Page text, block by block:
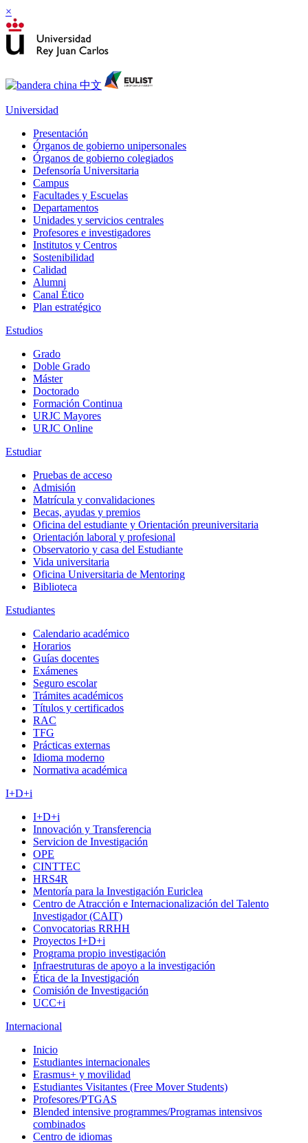
×
Universidad
Presentación
Órganos de gobierno unipersonales
Órganos de gobierno colegiados
Defensoría Universitaria
Campus
Facultades y Escuelas
Departamentos
Unidades y servicios centrales
Profesores e investigadores
Institutos y Centros
Sostenibilidad
Calidad
Alumni
Canal Ético
Plan estratégico
Estudios
Grado
Doble Grado
Máster
Doctorado
Formación Continua
URJC Mayores
URJC Online
Estudiar
Pruebas de acceso
Admisión
Matrícula y convalidaciones
Becas, ayudas y premios
Oficina del estudiante y Orientación preuniversitaria
Orientación laboral y profesional
Observatorio y casa del Estudiante
Vida universitaria
Oficina Universitaria de Mentoring
Biblioteca
Estudiantes
Calendario académico
Horarios
Guías docentes
Exámenes
Seguro escolar
Trámites académicos
Títulos y certificados
RAC
TFG
Prácticas externas
Idioma moderno
Normativa académica
I+D+i
I+D+i
Innovación y Transferencia
Servicion de Investigación
OPE
CINTTEC
HRS4R
Mentoría para la Investigación Euriclea
Centro de Atracción e Internacionalización del Talento
Investigador (CAIT)
Convocatorias RRHH
Proyectos I+D+i
Programa propio investigación
Infraestruturas de apoyo a la investigación
Ética de la Investigación
Comisión de Investigación
UCC+i
Internacional
Inicio
Estudiantes internacionales
Erasmus+ y movilidad
Estudiantes Visitantes (Free Mover Students)
Profesores/PTGAS
Blended intensive programmes/Programas intensivos
combinados
Centro de idiomas